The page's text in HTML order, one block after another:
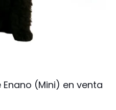
(Mini) en venta